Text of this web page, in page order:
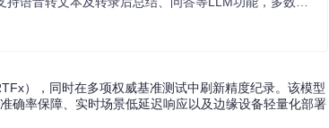
），同时在多项权威基准测试中刷新精度纪录。该模型
确率保障、实时场景低延迟响应以及边缘设备轻量化部署